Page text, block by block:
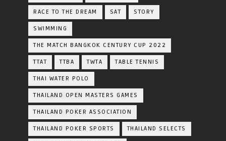
RACE TO THE DREAM SAT STORY
SWIMMING
THE MATCH BANGKOK CENTURY CUP 2022
TTAT TTBA TWTA TABLE TENNIS
THAI WATER POLO
THAILAND OPEN MASTERS GAMES
THAILAND POKER ASSOCIATION
THAILAND POKER SPORTS THAILAND SELECTS